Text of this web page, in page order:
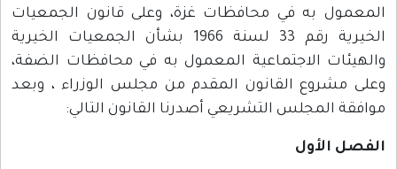
المعمول به في محافظات غزة، وعلى قانون الجمعيات
الخيرية رقم 33 لسنة 1966 بشأن الجمعيات الخيرية
والهيئات الاجتماعية المعمول به في محافظات الضفة،
وعلى مشروع القانون المقدم من مجلس الوزراء ، وبعد
موافقة المجلس التشريعي أصدرنا القانون التالي:
الفصل الأول